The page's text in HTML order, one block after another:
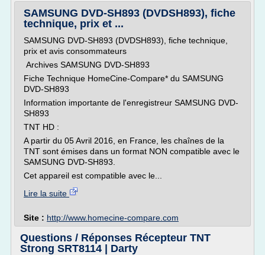
SAMSUNG DVD-SH893 (DVDSH893), fiche
technique, prix et ...
SAMSUNG DVD-SH893 (DVDSH893), fiche technique,
prix et avis consommateurs
Archives SAMSUNG DVD-SH893
Fiche Technique HomeCine-Compare* du SAMSUNG
DVD-SH893
Information importante de l'enregistreur SAMSUNG DVD-
SH893
TNT HD :
A partir du 05 Avril 2016, en France, les chaînes de la
TNT sont émises dans un format NON compatible avec le
SAMSUNG DVD-SH893.
Cet appareil est compatible avec le...
Lire la suite
Site : http://www.homecine-compare.com
Questions / Réponses Récepteur TNT
Strong SRT8114 | Darty